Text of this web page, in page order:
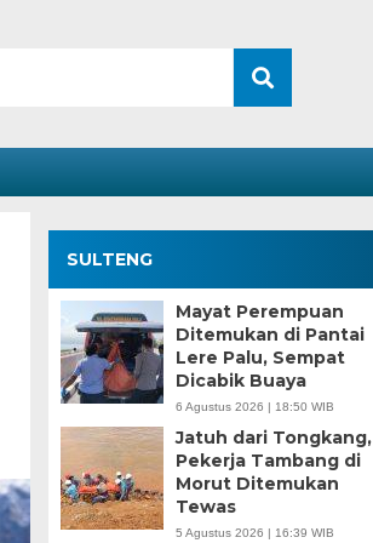
SULTENG
Mayat Perempuan
Ditemukan di Pantai
Lere Palu, Sempat
Dicabik Buaya
6 Agustus 2026 | 18:50 WIB
Jatuh dari Tongkang,
Pekerja Tambang di
Morut Ditemukan
Tewas
5 Agustus 2026 | 16:39 WIB